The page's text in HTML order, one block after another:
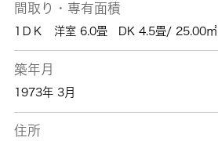
間取り・専有面積
1ＤＫ 洋室 6.0畳 DK 4.5畳/ 25.00㎡
築年月
1973年 3月
住所